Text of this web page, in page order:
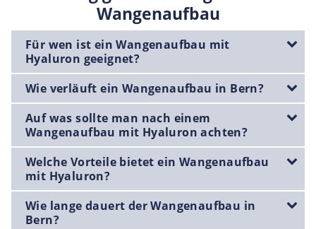
Wangenaufbau
Für wen ist ein Wangenaufbau mit
Hyaluron geeignet?
Wie verläuft ein Wangenaufbau in Bern?
Auf was sollte man nach einem
Wangenaufbau mit Hyaluron achten?
Welche Vorteile bietet ein Wangenaufbau
mit Hyaluron?
Wie lange dauert der Wangenaufbau in
Bern?